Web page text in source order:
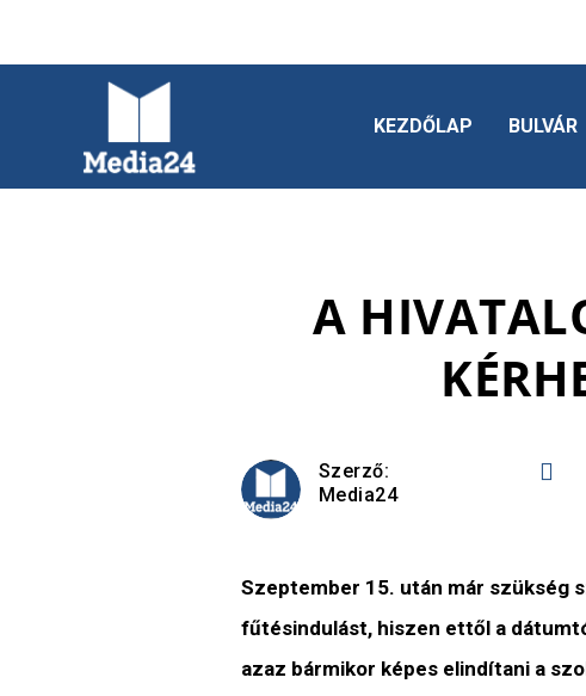
KEZDŐLAP BULVÁR
A
Szerző:
Media24

Szeptember 15. után már szükség
fűtésindulást, hiszen ettől a
azaz bármikor képes elindítani a